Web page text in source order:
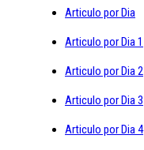
Articulo por Dia
Articulo por Dia 1
Articulo por Dia 2
Articulo por Dia 3
Articulo por Dia 4